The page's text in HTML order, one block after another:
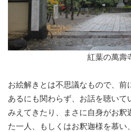
紅葉の萬壽
お絵解きとは不思議なもので、前
あるにも関わらず、お話を聴いて
みえてきたり、まさに自身がお釈
た一人、もしくはお釈迦様を慕い